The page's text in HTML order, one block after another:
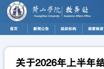
首页 新闻公告 组织机构 规章制度
关于2026年上半年